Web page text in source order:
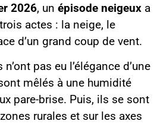
2026, un épisode neigeux a
actes : la neige, le
d’un grand coup de vent.
pas eu l’élégance d’une
mêlés à une humidité
pare-brise. Puis, ils se sont
rurales et sur les axes